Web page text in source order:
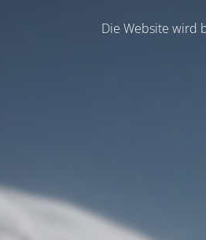
Die Website wird